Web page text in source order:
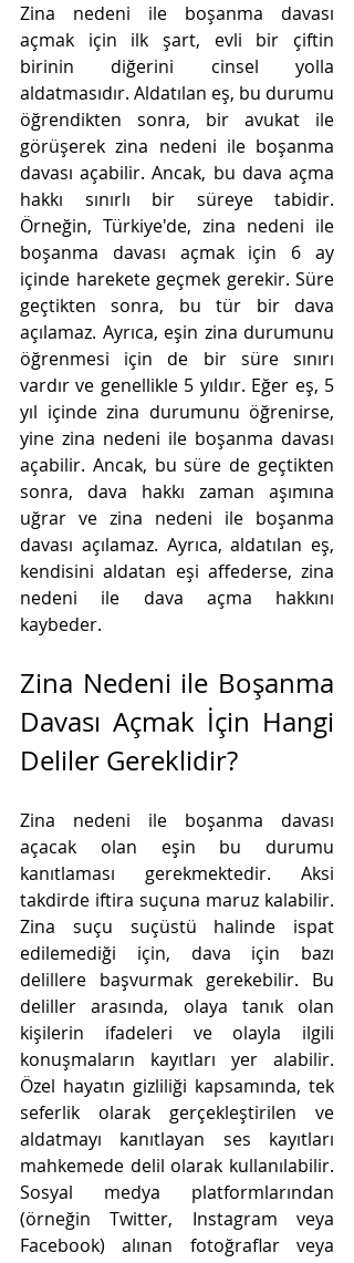
Zina nedeni ile boşanma davası
açmak için ilk şart, evli bir çiftin
birinin diğerini cinsel yolla
aldatmasıdır. Aldatılan eş, bu durumu
öğrendikten sonra, bir avukat ile
görüşerek zina nedeni ile boşanma
davası açabilir. Ancak, bu dava açma
hakkı sınırlı bir süreye tabidir.
Örneğin, Türkiye'de, zina nedeni ile
boşanma davası açmak için 6 ay
içinde harekete geçmek gerekir. Süre
geçtikten sonra, bu tür bir dava
açılamaz. Ayrıca, eşin zina durumunu
öğrenmesi için de bir süre sınırı
vardır ve genellikle 5 yıldır. Eğer eş, 5
yıl içinde zina durumunu öğrenirse,
yine zina nedeni ile boşanma davası
açabilir. Ancak, bu süre de geçtikten
sonra, dava hakkı zaman aşımına
uğrar ve zina nedeni ile boşanma
davası açılamaz. Ayrıca, aldatılan eş,
kendisini aldatan eşi affederse, zina
nedeni ile dava açma hakkını
kaybeder.
Zina Nedeni ile Boşanma
Davası Açmak İçin Hangi
Deliler Gereklidir?
Zina nedeni ile boşanma davası
açacak olan eşin bu durumu
kanıtlaması gerekmektedir. Aksi
takdirde iftira suçuna maruz kalabilir.
Zina suçu suçüstü halinde ispat
edilemediği için, dava için bazı
delillere başvurmak gerekebilir. Bu
deliller arasında, olaya tanık olan
kişilerin ifadeleri ve olayla ilgili
konuşmaların kayıtları yer alabilir.
Özel hayatın gizliliği kapsamında, tek
seferlik olarak gerçekleştirilen ve
aldatmayı kanıtlayan ses kayıtları
mahkemede delil olarak kullanılabilir.
Sosyal medya platformlarından
(örneğin Twitter, Instagram veya
Facebook) alınan fotoğraflar veya